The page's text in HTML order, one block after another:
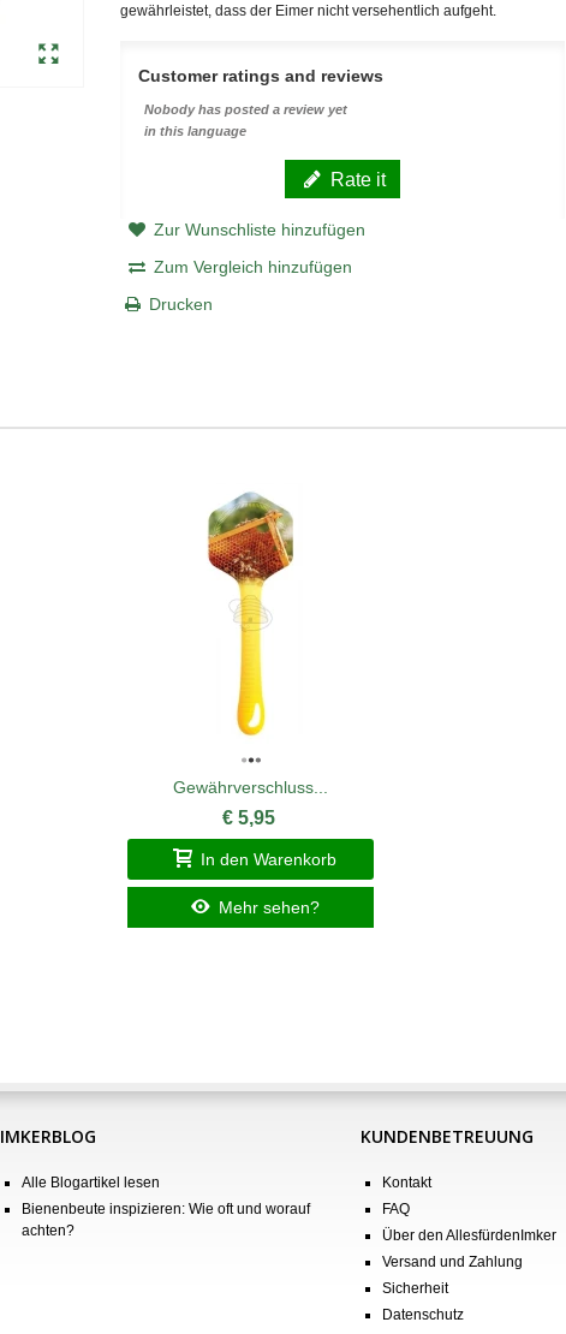
gewährleistet, dass der Eimer nicht versehentlich aufgeht.
Customer ratings and reviews
Nobody has posted a review yet
in this language
Rate it
Zur Wunschliste hinzufügen
Zum Vergleich hinzufügen
Drucken
Gewährverschluss...
€ 5,95
In den Warenkorb
Mehr sehen?
IMKERBLOG
Alle Blogartikel lesen
Bienenbeute inspizieren: Wie oft und worauf
achten?
KUNDENBETREUUNG
Kontakt
FAQ
Über den AllesfürdenImker
Versand und Zahlung
Sicherheit
Datenschutz